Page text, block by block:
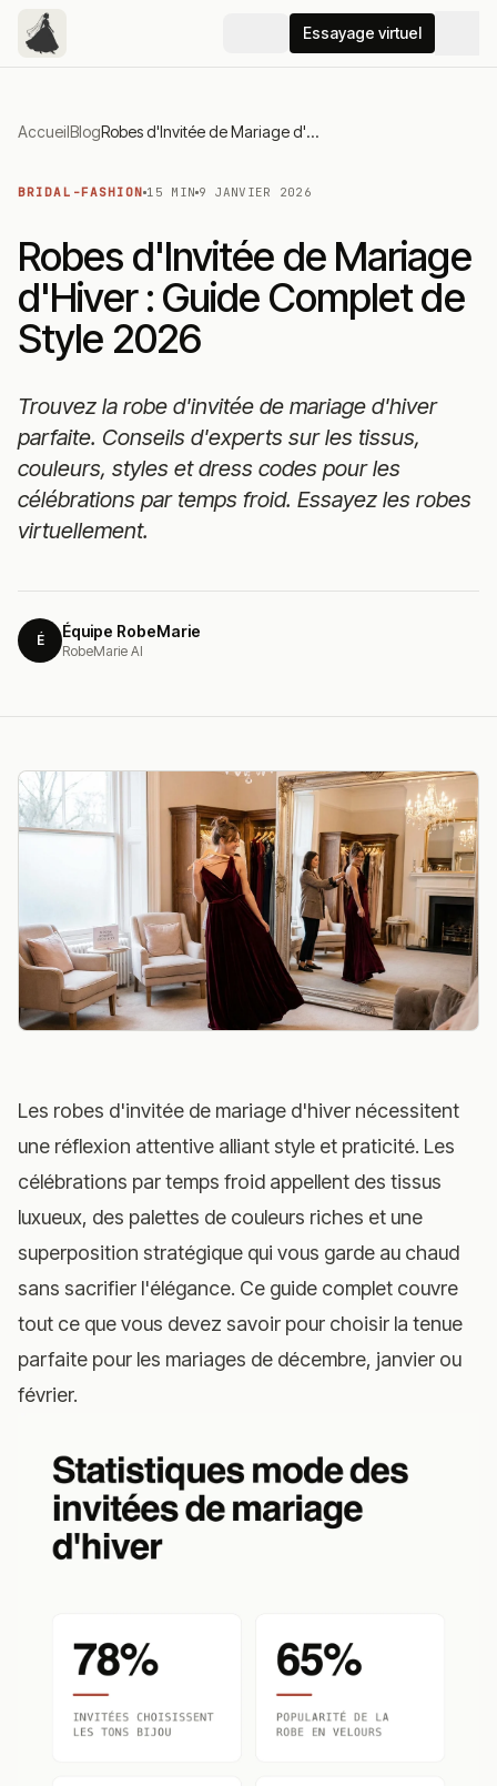
Essayage virtuel
AccueilBlog Robes d'Invitée de Mariage d'Hiver : Guide Complet de Style 2026
BRIDAL-FASHION 15 MIN 9 JANVIER 2026
Robes d'Invitée de Mariage
d'Hiver : Guide Complet de
Style 2026
Trouvez la robe d'invitée de mariage d'hiver
parfaite. Conseils d'experts sur les tissus,
couleurs, styles et dress codes pour les
célébrations par temps froid. Essayez les robes
virtuellement.
É Équipe RobeMarie
RobeMarie AI
Les robes d'invitée de mariage d'hiver nécessitent
une réflexion attentive alliant style et praticité. Les
célébrations par temps froid appellent des tissus
luxueux, des palettes de couleurs riches et une
superposition stratégique qui vous garde au chaud
sans sacrifier l'élégance. Ce guide complet couvre
tout ce que vous devez savoir pour choisir la tenue
parfaite pour les mariages de décembre, janvier ou
février.